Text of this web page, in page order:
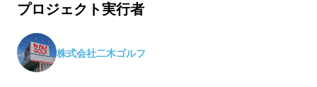
－ソダシ
－オルフェーヴル
－ドウデュース
－マスカレードボール
プロジェクト実行者
株式会社二木ゴルフ